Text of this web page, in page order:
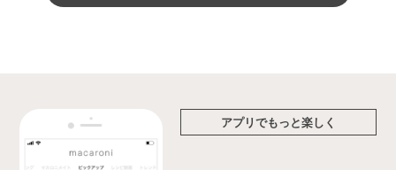
アプリでもっと楽しく